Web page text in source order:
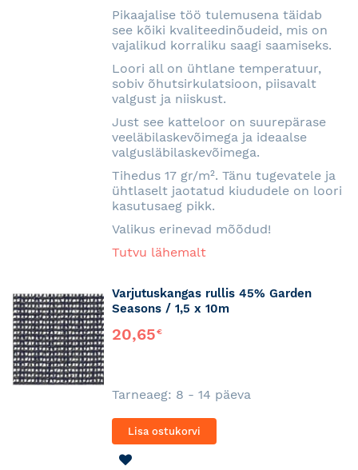
Pikaajalise töö tulemusena täidab
see kõiki kvaliteedinõudeid, mis on
vajalikud korraliku saagi saamiseks.
Loori all on ühtlane temperatuur,
sobiv õhutsirkulatsioon, piisavalt
valgust ja niiskust.
Just see katteloor on suurepärase
veeläbilaskevõimega ja ideaalse
valgusläbilaskevõimega.
Tihedus 17 gr/m². Tänu tugevatele ja
ühtlaselt jaotatud kiududele on loori
kasutusaeg pikk.
Valikus erinevad mõõdud!
Tutvu lähemalt
Varjutuskangas rullis 45% Garden
Seasons / 1,5 x 10m
20,65€
Tarneaeg: 8 - 14 päeva
Lisa ostukorvi